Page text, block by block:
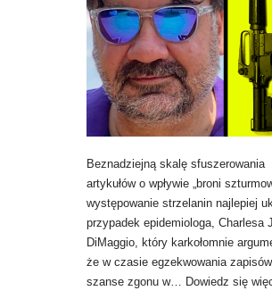
Beznadziejną skalę sfuszerowania
artykułów o wpływie „broni
występowanie strzelanin najlepiej
przypadek epidemiologa, Charlesa J.
DiMaggio, który karkołomnie
że w czasie egzekwowania
szanse zgonu w…
Dowiedz się